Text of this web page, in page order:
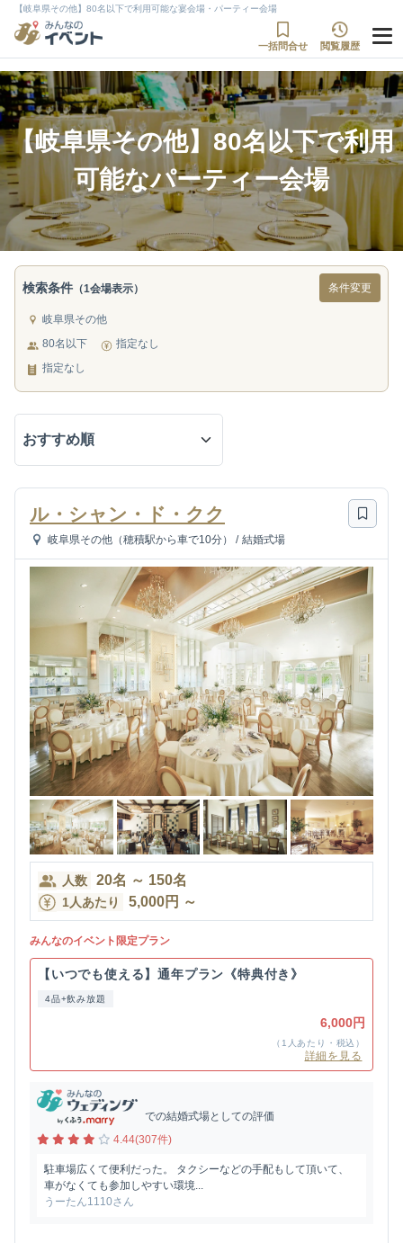
【岐阜県その他】80名以下で利用可能な宴会場・パーティー会場
一括問合せ 閲覧履歴
【岐阜県その他】80名以下で利用
可能なパーティー会場
検索条件 （1会場表示） 条件変更
岐阜県その他
80名以下
指定なし
指定なし
ル・シャン・ド・クク
岐阜県その他（穂積駅から車で10分） / 結婚式場
人数 20名 ～ 150名
1人あたり 5,000円 ～
みんなのイベント限定プラン
【いつでも使える】通年プラン《特典付き》
4品+飲み放題
6,000円
（1人あたり・税込）
詳細を見る
での結婚式場としての評価
4.44(307件)
駐車場広くて便利だった。 タクシーなどの手配もして頂いて、
車がなくても参加しやすい環境...
うーたん1110さん